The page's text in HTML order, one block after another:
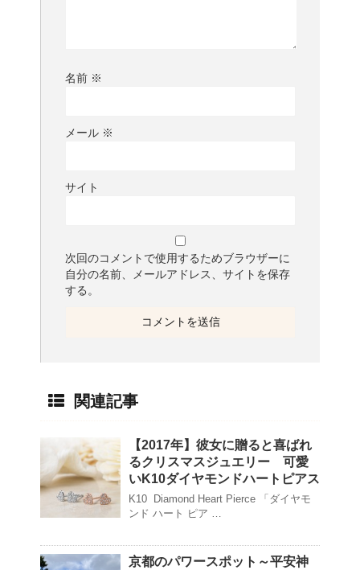
名前 ※
メール ※
サイト
次回のコメントで使用するためブラウザーに
自分の名前、メールアドレス、サイトを保存
する。
関連記事
【2017年】彼女に贈ると喜ばれ
るクリスマスジュエリー 可愛
いK10ダイヤモンドハートピアス
K10 Diamond Heart Pierce 「ダイヤモ
ンド ハート ピア …
京都のパワースポット～平安神